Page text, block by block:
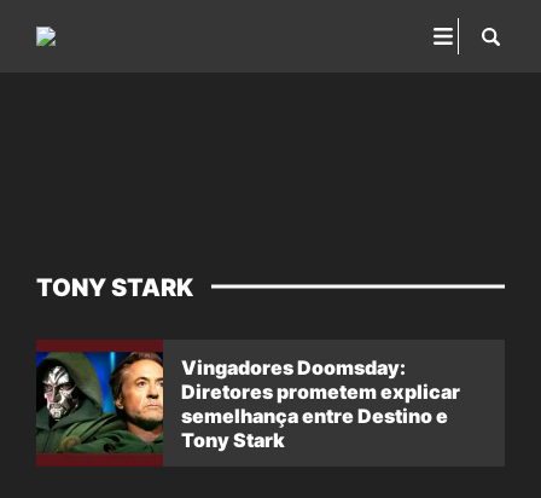
TONY STARK
Vingadores Doomsday:
Diretores prometem explicar
semelhança entre Destino e
Tony Stark